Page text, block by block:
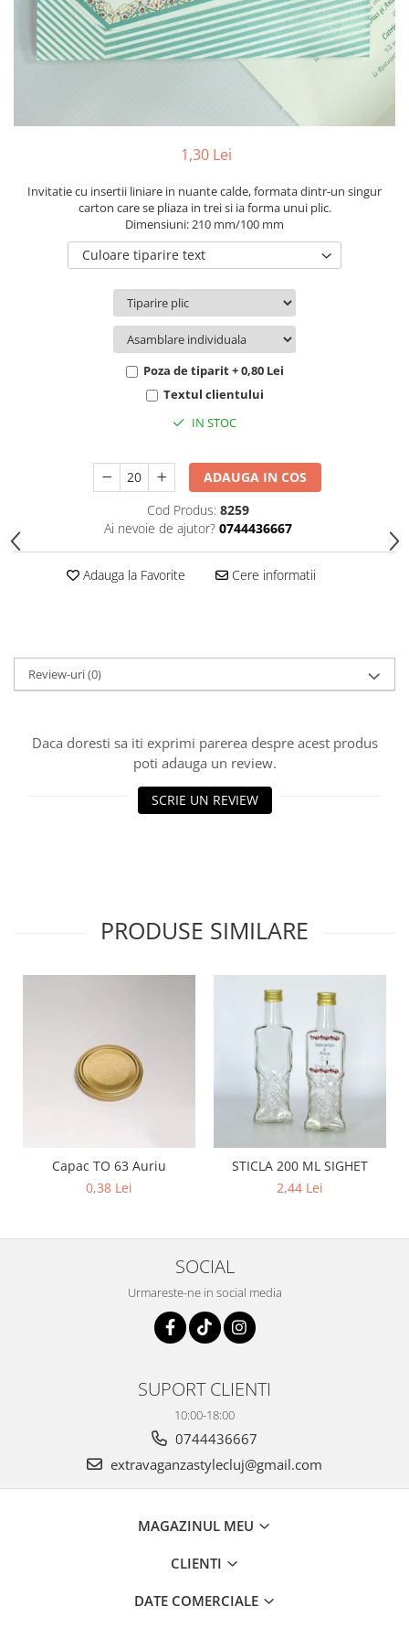
Pachete marturii
Pungi si cutii prajituri
Sticle si borcane
Cutii flori de hartie
Cutii flori de sapun
Cutii flori mixte
2020 Craciun si Anul Nou
2021 Crăciun
2022 Crăciun
2023 Crăciun
Toamna și Halloween
Buchete extravagante
1,30 Lei
Invitatie cu insertii liniare in nuante calde, formata dintr-un singur
carton care se pliaza in trei si ia forma unui plic.
Dimensiuni: 210 mm/100 mm
Culoare tiparire text
Poza de tiparit + 0,80 Lei
Textul clientului
IN STOC
ADAUGA IN COS
Cod Produs: 8259
Ai nevoie de ajutor? 0744436667
Adauga la Favorite Cere informatii
Review-uri(0)
Daca doresti sa iti exprimi parerea despre acest produs
poti adauga un review.
SCRIE UN REVIEW
PRODUSE SIMILARE
Capac TO 63 Auriu
0,38 Lei
STICLA 200 ML SIGHET
2,44 Lei
SOCIAL
Urmareste-ne in social media
SUPORT CLIENTI
10:00-18:00
0744436667
extravaganzastylecluj@gmail.com
MAGAZINUL MEU
CLIENTI
DATE COMERCIALE